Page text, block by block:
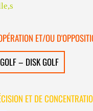
ET/OU
– DISK GOLF
ET DE